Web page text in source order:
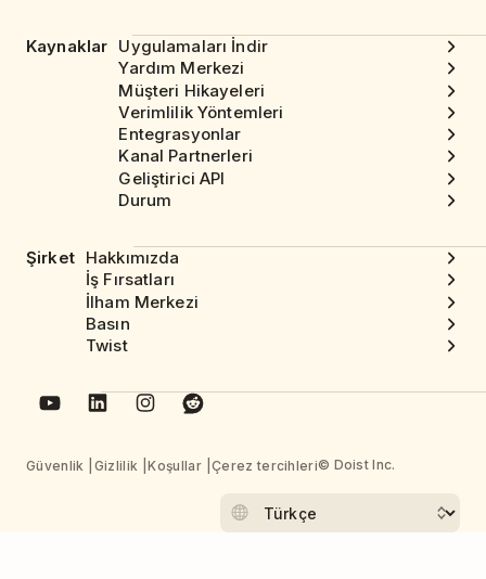
Kaynaklar Uygulamaları İndir
Yardım Merkezi
Müşteri Hikayeleri
Verimlilik Yöntemleri
Entegrasyonlar
Kanal Partnerleri
Geliştirici API
Durum
Şirket Hakkımızda
İş Fırsatları
İlham Merkezi
Basın
Twist
Güvenlik Gizlilik Koşullar Çerez tercihleri© Doist Inc.